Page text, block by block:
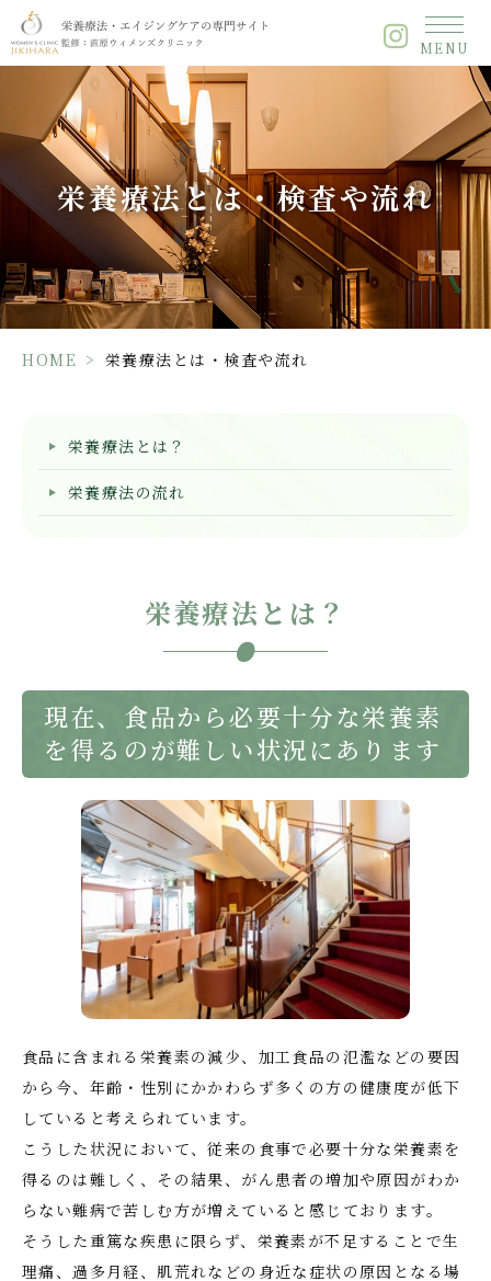
養
は・
検
査
や
れ
MENU
栄養療法とは・検査や流れ
HOME > 栄養療法とは・検査や流れ
栄養療法とは？
栄養療法の流れ
栄養療法とは？
現在、食品から必要十分な栄養素
を得るのが難しい状況にあります
食品に含まれる栄養素の減少、加工食品の氾濫などの要因
から今、年齢・性別にかかわらず多くの方の健康度が低下
していると考えられています。
こうした状況において、従来の食事で必要十分な栄養素を
得るのは難しく、その結果、がん患者の増加や原因がわか
らない難病で苦しむ方が増えていると感じております。
そうした重篤な疾患に限らず、栄養素が不足することで生
理痛、過多月経、肌荒れなどの身近な症状の原因となる場